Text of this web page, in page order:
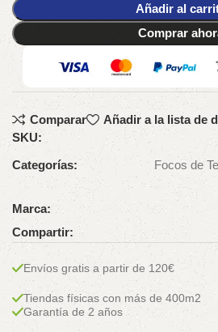
Añadir al
Comprar
Comparar
Añadir a la lista de
SKU:
Categorías:
Focos de
Marca:
Compartir:
Envíos gratis a partir de 120€
Tiendas físicas con más de 400m2
Garantía de 2 años